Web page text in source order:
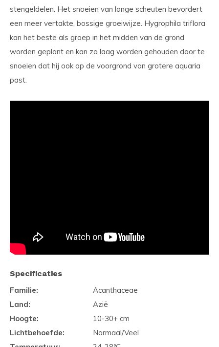
stengeldelen. Het snoeien van lange scheuten bevordert
een meer vertakte, bossige groeiwijze. Hygrophila triflora
kan het beste als groep in het midden van de grond
worden geplant en kan zo laag worden gehouden door te
snoeien dat hij ook op de voorgrond van grotere aquaria
past.
Specificaties
Familie:
Acanthaceae
Land:
Azië
Hoogte:
10-30+ cm
Lichtbehoefde:
Normaal/Veel